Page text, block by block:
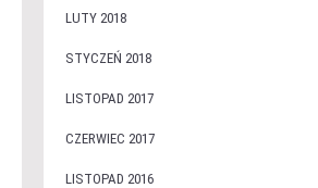
LUTY 2018
STYCZEŃ 2018
LISTOPAD 2017
CZERWIEC 2017
LISTOPAD 2016